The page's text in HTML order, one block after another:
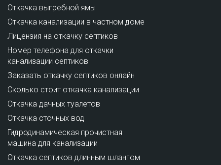
Откачка выгребной ямы
Откачка канализации в частном доме
Лицензия на откачку септиков
Номер телефона для откачки
канализации септиков
Заказать откачку септиков онлайн
Сколько стоит откачка канализации
Откачка дачных туалетов
Откачка сточных вод
Гидродинамическая прочистная
машина для канализации
Откачка септиков длинным шлангом